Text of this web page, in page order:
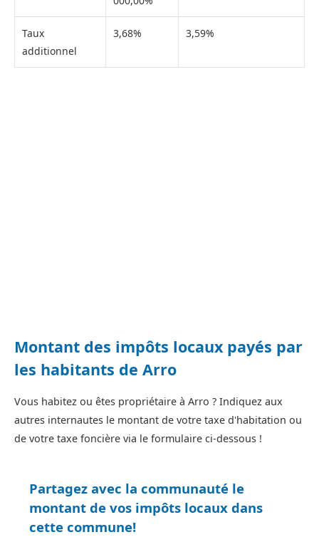
Taux
additionnel
3,68% 3,59%
Montant des impôts locaux payés par
les habitants de Arro
Vous habitez ou êtes propriétaire à Arro ? Indiquez aux
autres internautes le montant de votre taxe d'habitation ou
de votre taxe foncière via le formulaire ci-dessous !
Partagez avec la communauté le
montant de vos impôts locaux dans
cette commune!